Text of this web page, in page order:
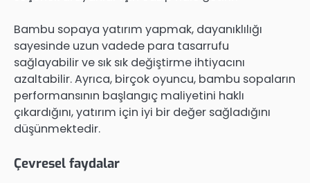
Bambu sopaya yatırım yapmak, dayanıklılığı
sayesinde uzun vadede para tasarrufu
sağlayabilir ve sık sık değiştirme ihtiyacını
azaltabilir. Ayrıca, birçok oyuncu, bambu sopaların
performansının başlangıç maliyetini haklı
çıkardığını, yatırım için iyi bir değer sağladığını
düşünmektedir.
Çevresel faydalar